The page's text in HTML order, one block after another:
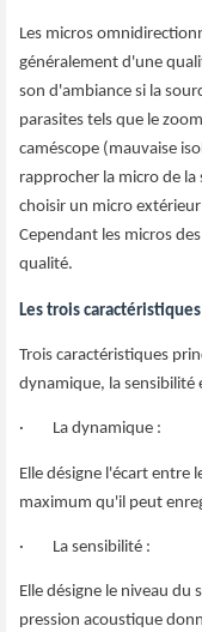
Les micros
généralement d'une
son d'ambiance si la
parasites tels que le
caméscope (mauvaise
rapprocher la micro de la
choisir un micro
Cependant les micros
qualité.
Les trois
Trois caractéristiques
dynamique, la sensibilité
· La dynamique :
Elle désigne l'écart entre
maximum qu'il peut
· La sensibilité :
Elle désigne le niveau
pression acoustique